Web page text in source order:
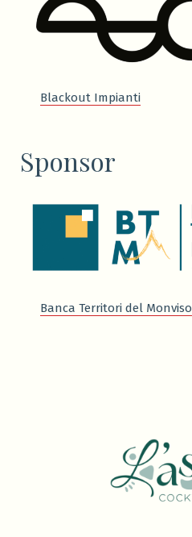
Blackout Impianti
Sponsor
Banca Territori del Monviso